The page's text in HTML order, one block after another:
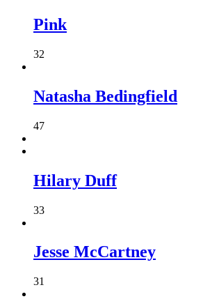
Pink
32
Natasha Bedingfield
47
Hilary Duff
33
Jesse McCartney
31